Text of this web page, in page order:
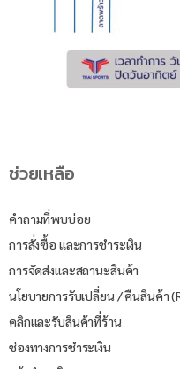
ช่วยเหลือ
คำถามที่พบบ่อย
การสั่งซื้อ และการชำระเงิน
การจัดส่งและสถานะสินค้า
นโยบายการรับเปลี่ยน / คืนสินค้า
คลิกและรับสินค้าที่ร้าน
ช่องทางการชำระเงิน